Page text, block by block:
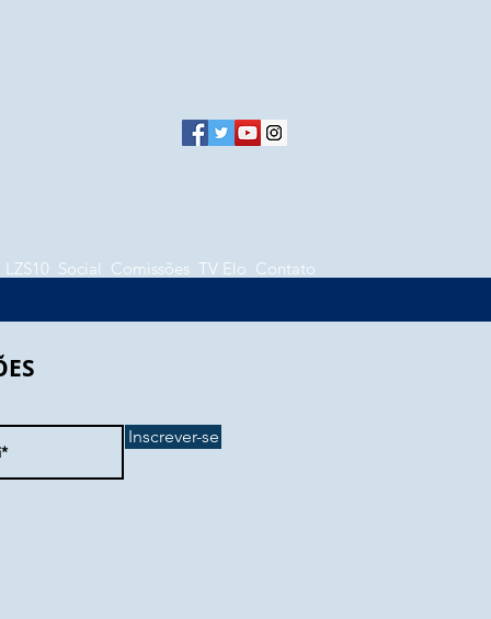
LZS10 Social Comissões TV Elo Contato
Inscrever-se